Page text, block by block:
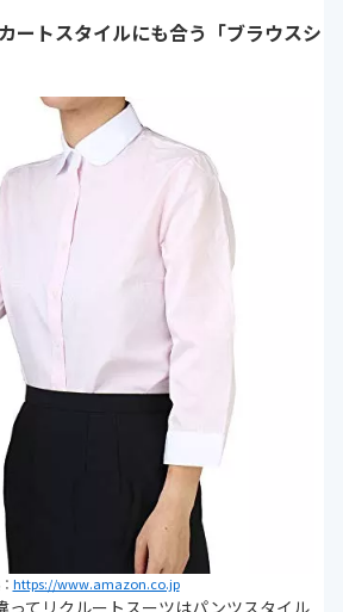
ートスタイルにも合う「ブラウスシ
https://www.amazon.co.jp